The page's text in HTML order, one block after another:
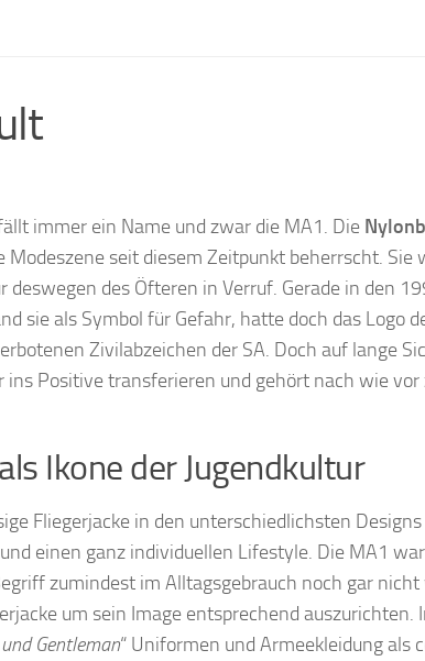
immer ein Name und zwar die MA1. Die
seit diesem Zeitpunkt beherrscht. Sie
des Öfteren in Verruf. Gerade in den
sie als Symbol für Gefahr, hatte doch das Logo
Zivilabzeichen der SA. Doch auf lange
ins Positive transferieren und gehört nach wie
Ikone der Jugendkultur
Fliegerjacke in den unterschiedlichsten
einen ganz individuellen Lifestyle. Die MA1
zumindest im Alltagsgebrauch noch gar
um sein Image entsprechend
Gentleman“ Uniformen und Armeekleidung als